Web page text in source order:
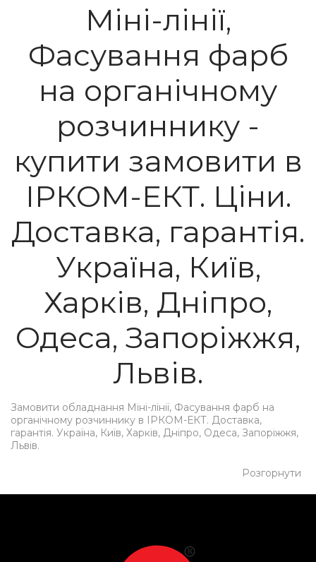
Міні-лінії,
Фасування фарб
на органічному
розчиннику -
купити замовити в
ІРКОМ-ЕКТ. Ціни.
Доставка, гарантія.
Україна, Київ,
Харків, Дніпро,
Одеса, Запоріжжя,
Львів.
Замовити обладнання Міні-лінії, Фасування фарб на
органічному розчиннику в ІРКОМ-ЕКТ. Доставка,
гарантія. Україна, Київ, Харків, Дніпро, Одеса, Запоріжжя,
Львів.
Розгорнути